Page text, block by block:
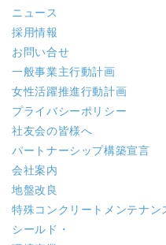
ニュース
採用情報
お問い合せ
一般事業主行動計画
女性活躍推進行動計画
プライバシーポリシー
社友会の皆様へ
パートナーシップ構築宣言
会社案内
地盤改良
特殊コンクリート メンテナ
シールド・